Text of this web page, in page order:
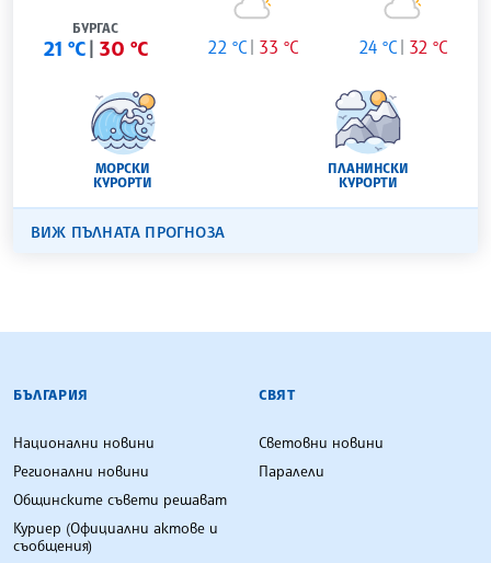
БУРГАС
21 °C 30 °C 22 °C 33 °C 24 °C 32 °C
МОРСКИ
КУРОРТИ
ПЛАНИНСКИ
КУРОРТИ
ВИЖ ПЪЛНАТА ПРОГНОЗА
БЪЛГАРСКА ТЕЛЕГРАФНА АГЕНЦИЯ
БЪЛГАРИЯ
Национални новини
Регионални новини
Общинските съвети решават
Куриер (Официални актове и
съобщения)
СВЯТ
Световни новини
Паралели